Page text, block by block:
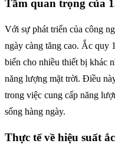
Tầm quan trọng của
Với sự phát triển của công
ngày càng tăng cao. Ắc quy
biến cho nhiều thiết bị khác
năng lượng mặt trời. Điều
trong việc cung cấp năng
sống hàng ngày.
Thực tế về hiệu suất